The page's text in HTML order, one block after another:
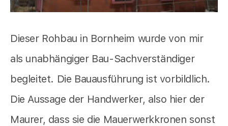
Dieser Rohbau in Bornheim wurde von mir
als unabhängiger Bau-Sachverständiger
begleitet. Die Bauausführung ist vorbildlich.
Die Aussage der Handwerker, also hier der
Maurer, dass sie die Mauerwerkkronen sonst